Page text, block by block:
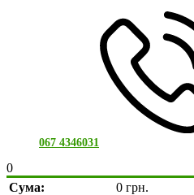
067 4346031
0
Сума:
0 грн.